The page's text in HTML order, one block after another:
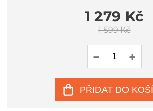
1 279 Kč
1 599 Kč
PŘIDAT DO